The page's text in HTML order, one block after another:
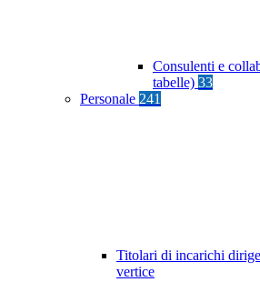
Consulenti e
tabelle) 33
Personale 241
Titolari di incarichi
vertice